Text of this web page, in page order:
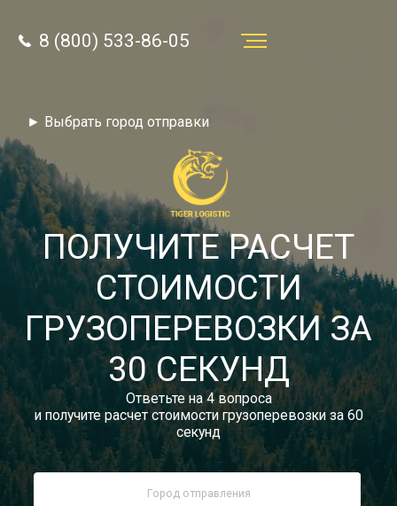
8 (800) 533-86-05
Звонок по России бесплатный
autotransport24@yandex.ru
Заказать звонок
Тарифы
Отзывы
Статьи
Новости
Документы
Контакты
► Выбрать город отправки
8 (800) 533-86-05
ПОЛУЧИТЕ РАСЧЕТ
СТОИМОСТИ
ГРУЗОПЕРЕВОЗКИ ЗА
30 СЕКУНД
Ответьте на 4 вопроса
и получите расчет стоимости грузоперевозки за 60
секунд